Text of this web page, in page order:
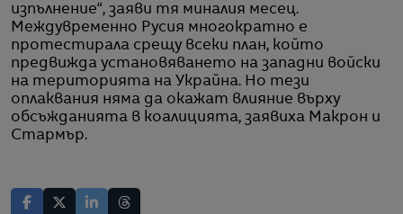
изпълнение“, заяви тя миналия месец.
Междувременно Русия многократно е
протестирала срещу всеки план, който
предвижда установяването на западни войски
на територията на Украйна. Но тези
оплаквания няма да окажат влияние върху
обсъжданията в коалицията, заявиха Макрон и
Стармър.